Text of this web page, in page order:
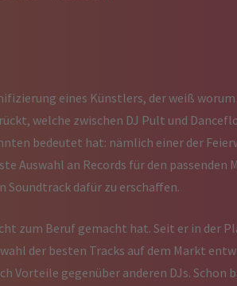
eines Künstlers, der weiß
welche zwischen DJ Pult und
bedeutet hat: nämlich einer der
Auswahl an Records für den passenden
Soundtrack dafür zu erschaffen.
zum Beruf gemacht hat. Seit er in
der besten Tracks auf dem Markt
Vorteile gegenüber anderen DJs. Schon